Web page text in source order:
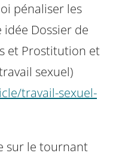
pénaliser les
idée Dossier de
et Prostitution et
sexuel)
travail-sexuel-
sur le tournant